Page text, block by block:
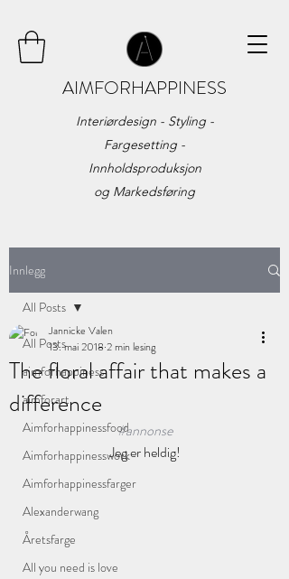
AIMFORHAPPINESS
Interiørdesign - Styling -
Fargesetting -
Innholdsproduksjon
og Markedsføring
Innlegg
All Posts
aimforhappiness
aimforart
Aimforhappinessfood
Aimforhappinesswork
Aimforhappinessfarger
Alexanderwang
Åretsfarge
All you need is love
All Posts
The floral affair that makes a
difference
Jannicke Valen
13. mai 2018 2 min lesing
#annonse
Jeg er heldig!